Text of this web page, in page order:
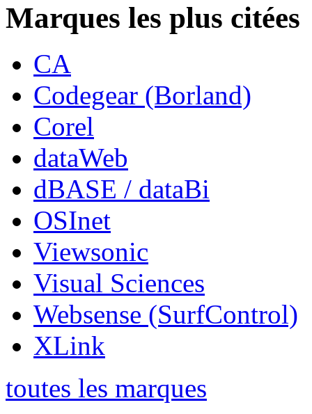
Marques les plus citées
CA
Codegear (Borland)
Corel
dataWeb
dBASE / dataBi
OSInet
Viewsonic
Visual Sciences
Websense (SurfControl)
XLink
toutes les marques